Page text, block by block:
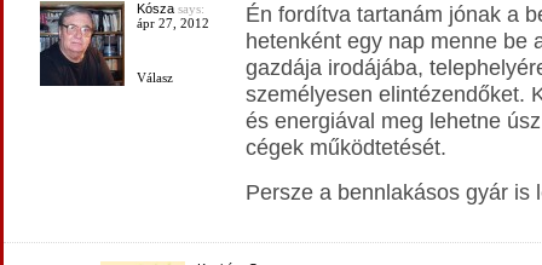
Kószasays:
ápr 27, 2012
Válasz
Én fordítva tartanám jónak a
hetenként egy nap menne be
gazdája irodájába,
személyesen elintézendőket.
és energiával meg lehetne
cégek működtetését.
Persze a bennlakásos gyár